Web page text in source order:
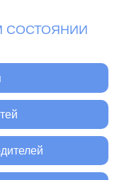
СОСТОЯНИИ